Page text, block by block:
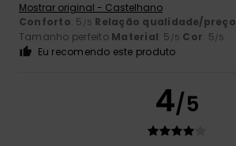
Mostrar original - Castelhano
Conforto: 5 /5 Relação qualidade/preço
Tamanho perfeito Material: 5 /5 Cor: 5/5
Eu recomendo este produto
4/5